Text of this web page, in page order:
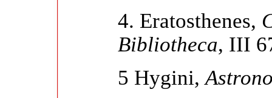
4. Eratosthenes,
Bibliotheca, III
5 Hygini,